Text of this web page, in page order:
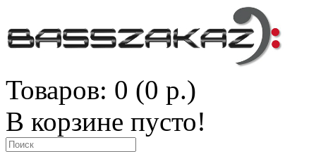
Товаров: 0 (0 р.)
В корзине пусто!